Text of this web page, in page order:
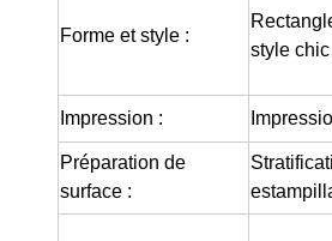
Forme et style :
style
Impression :
Préparation de
surface :